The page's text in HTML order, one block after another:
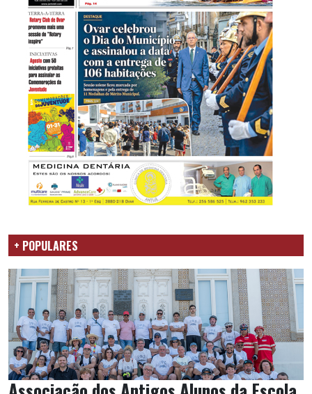
+ POPULARES